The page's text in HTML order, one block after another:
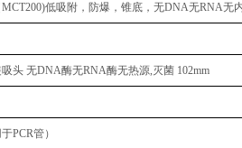
低吸附，防爆，锥底，无DNA无RNA无
头 无DNA酶无RNA酶无热源,灭菌 102mm
PCR管）